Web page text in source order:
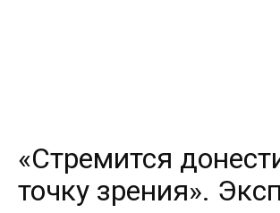
«Стремится
точку зрения».